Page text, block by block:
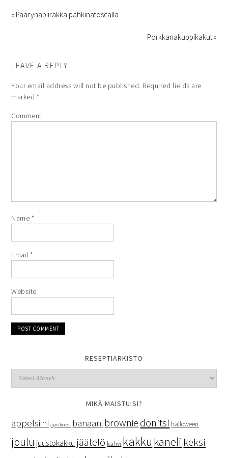
« Päärynäpiirakka pähkinätoscalla
Porkkanakuppikakut »
LEAVE A REPLY
Your email address will not be published. Required fields are
marked *
Comment
Name *
Email*
Website
RESEPTIARKISTO
MIKÄ MAISTUISI?
appelsiini aprikoosi banaani brownie donitsi halloween
joulu juustokakku jäätelö kahvi kakku kaneli keksi